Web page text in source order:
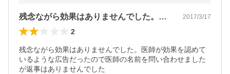
残念ながら効果はありませんでした。医師… 2017/3/17
2
残念ながら効果はありませんでした。医師が効果を認めて
いるような広告だったので医師の名前を問い合わせました
が返事はありませんでした